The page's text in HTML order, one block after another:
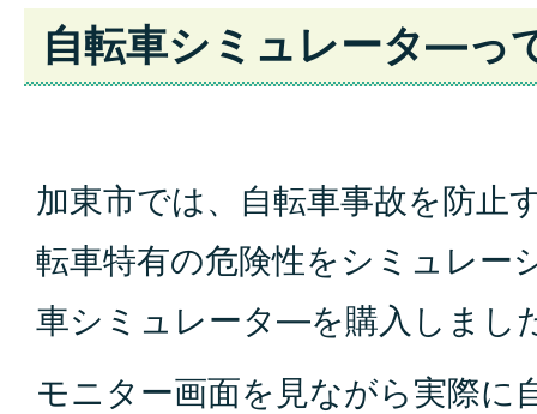
自転車シミュレータ―っ
加東市では、自転車事故を防止
転車特有の危険性をシミュレー
車シミュレータ―を購入しまし
モニター画面を見ながら実際に